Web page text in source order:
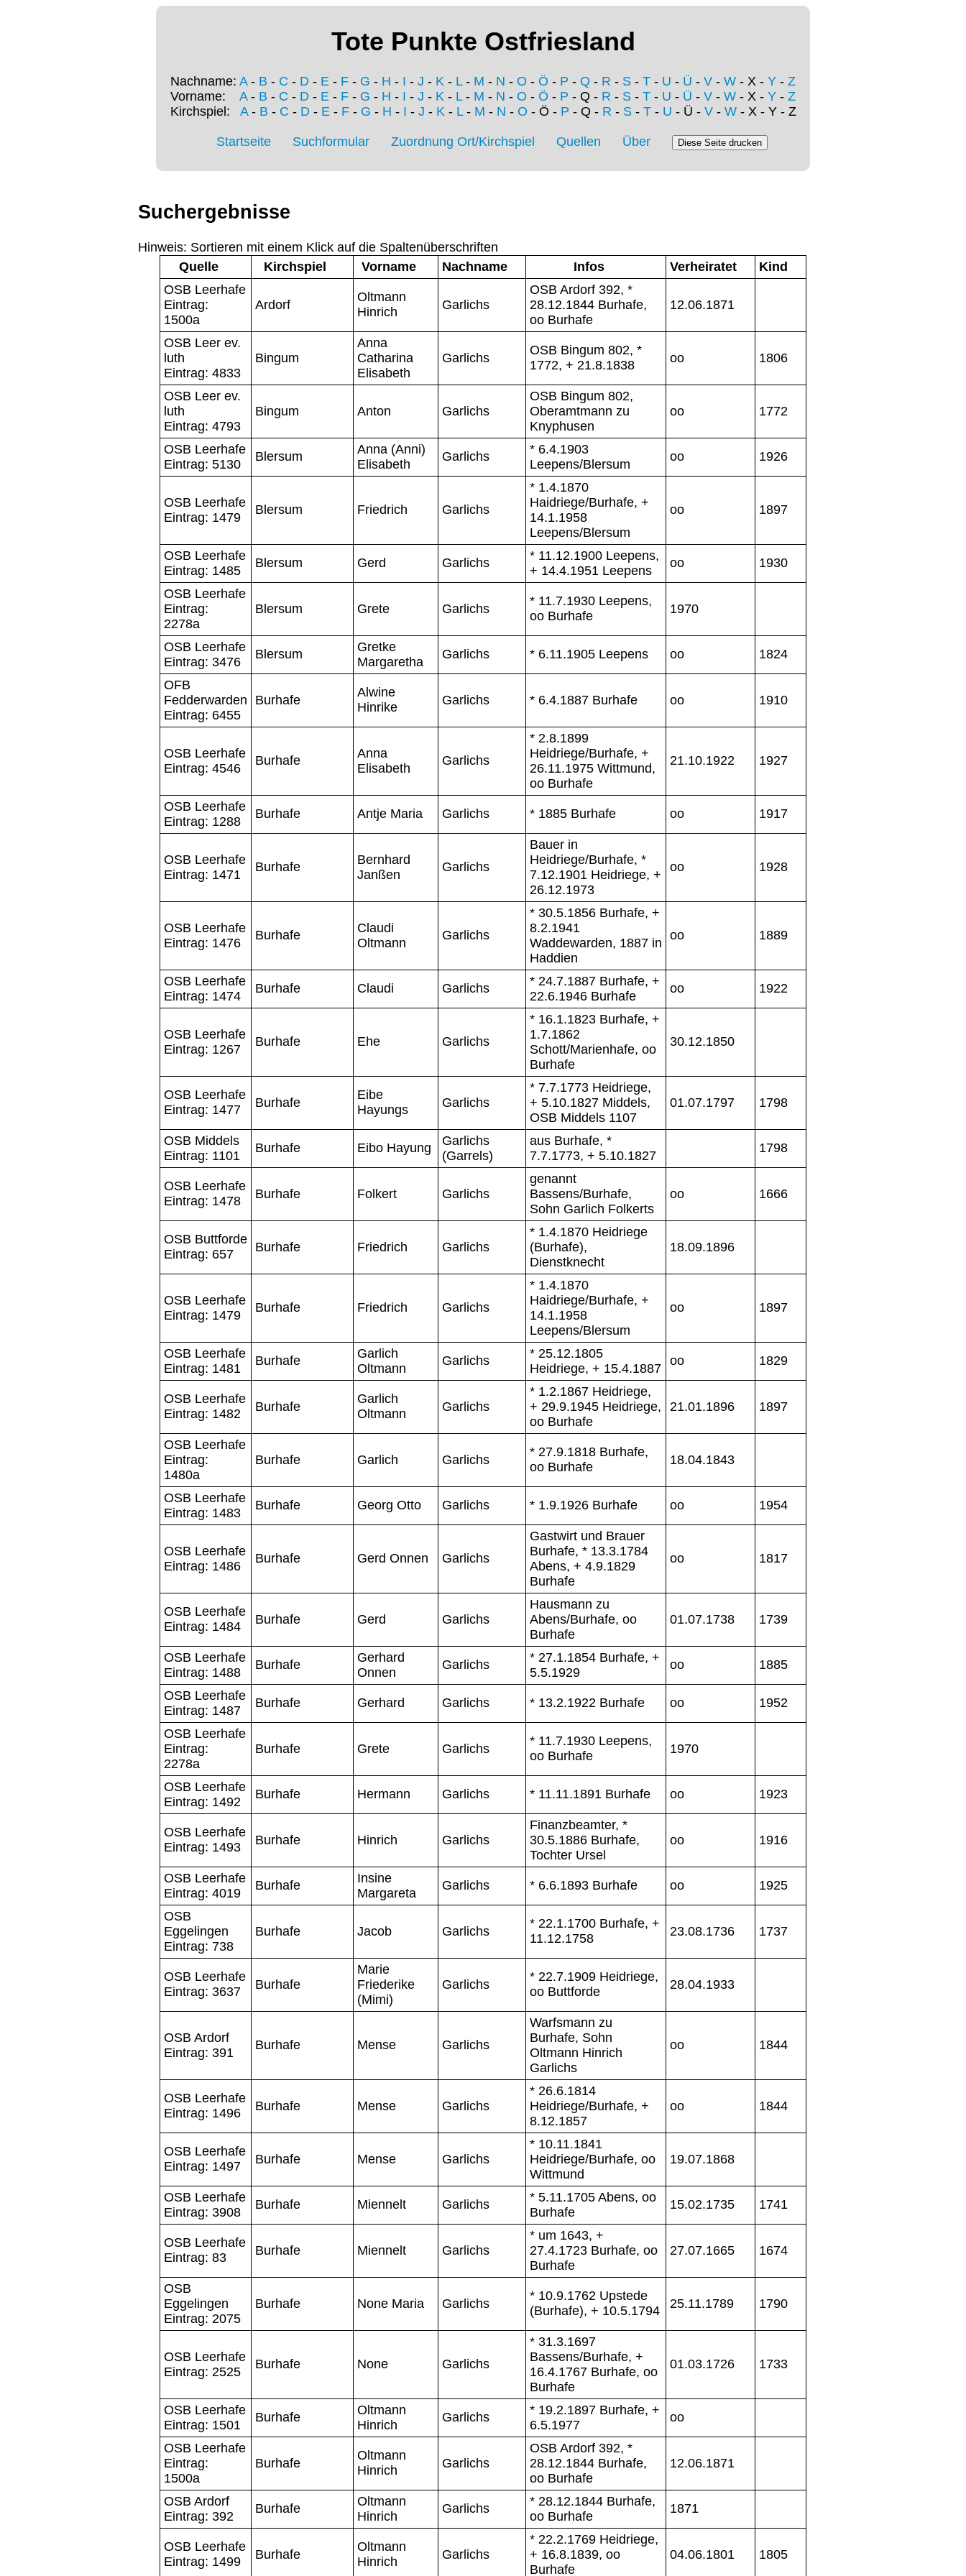
Tote Punkte Ostfriesland
Nachname: A- B - C - D - E - F - G - H - I - J - K - L- M - N - O - Ö - P - Q - R - S - T - U - Ü - V - W - X - Y - Z
Vorname: A- B - C - D - E - F - G - H - I - J - K - L- M - N - O - Ö - P - Q - R - S - T - U - Ü - V - W - X - Y - Z
Kirchspiel: A- B - C - D- E- F- G - H - I - J - K- L- M - N - O - Ö - P - Q - R - S- T- U - Ü - V- W- X - Y - Z
Startseite Suchformular Zuordnung Ort/Kirchspiel Quellen Über
Suchergebnisse
Hinweis: Sortieren mit einem Klick auf die Spaltenüberschriften
Quelle
Kirchspiel Vorname Nachname Infos Verheiratet
Kind
OSB Leerhafe
Eintrag:
1500a
Ardorf
Oltmann
Hinrich
Garlichs
OSB Ardorf 392, *
28.12.1844 Burhafe,
oo Burhafe
12.06.1871
OSB Leer ev.
luth
Eintrag: 4833
Bingum
Anna
Catharina
Elisabeth
Garlichs
OSB Bingum 802, *
1772, + 21.8.1838
oo 1806
OSB Leer ev.
luth
Eintrag: 4793
Bingum Anton Garlichs
OSB Bingum 802,
Oberamtmann zu
Knyphusen
oo 1772
OSB Leerhafe
Eintrag: 5130
Blersum
Anna (Anni)
Elisabeth
Garlichs
* 6.4.1903
Leepens/Blersum
oo 1926
OSB Leerhafe
Eintrag: 1479
Blersum Friedrich Garlichs
* 1.4.1870
Haidriege/Burhafe, +
14.1.1958
Leepens/Blersum
oo 1897
OSB Leerhafe
Eintrag: 1485
Blersum Gerd Garlichs
* 11.12.1900 Leepens,
+ 14.4.1951 Leepens
oo 1930
OSB Leerhafe
Eintrag:
2278a
Blersum Grete Garlichs
* 11.7.1930 Leepens,
oo Burhafe
1970
OSB Leerhafe
Eintrag: 3476
Blersum
Gretke
Margaretha
Garlichs * 6.11.1905 Leepens oo 1824
OFB
Fedderwarden
Eintrag: 6455
Burhafe
Alwine
Hinrike
Garlichs * 6.4.1887 Burhafe oo 1910
OSB Leerhafe
Eintrag: 4546
Burhafe
Anna
Elisabeth
Garlichs
* 2.8.1899
Heidriege/Burhafe, +
26.11.1975 Wittmund,
oo Burhafe
21.10.1922 1927
OSB Leerhafe
Eintrag: 1288
Burhafe Antje Maria Garlichs * 1885 Burhafe oo 1917
OSB Leerhafe
Eintrag: 1471
Burhafe
Bernhard
Janßen
Garlichs
Bauer in
Heidriege/Burhafe, *
7.12.1901 Heidriege, +
26.12.1973
oo 1928
OSB Leerhafe
Eintrag: 1476
Burhafe
Claudi
Oltmann
Garlichs
* 30.5.1856 Burhafe, +
8.2.1941
Waddewarden, 1887 in
Haddien
oo 1889
OSB Leerhafe
Eintrag: 1474
Burhafe Claudi Garlichs
* 24.7.1887 Burhafe, +
22.6.1946 Burhafe
oo 1922
OSB Leerhafe
Eintrag: 1267
Burhafe Ehe Garlichs
* 16.1.1823 Burhafe, +
1.7.1862
Schott/Marienhafe, oo
Burhafe
30.12.1850
OSB Leerhafe
Eintrag: 1477
Burhafe
Eibe
Hayungs
Garlichs
* 7.7.1773 Heidriege,
+ 5.10.1827 Middels,
OSB Middels 1107
01.07.1797 1798
OSB Middels
Eintrag: 1101
Burhafe Eibo Hayung
Garlichs
(Garrels)
aus Burhafe, *
7.7.1773, + 5.10.1827
1798
OSB Leerhafe
Eintrag: 1478
Burhafe Folkert Garlichs
genannt
Bassens/Burhafe,
Sohn Garlich Folkerts
oo 1666
OSB Buttforde
Eintrag: 657
Burhafe Friedrich Garlichs
* 1.4.1870 Heidriege
(Burhafe),
Dienstknecht
18.09.1896
OSB Leerhafe
Eintrag: 1479
Burhafe Friedrich Garlichs
* 1.4.1870
Haidriege/Burhafe, +
14.1.1958
Leepens/Blersum
oo 1897
OSB Leerhafe
Eintrag: 1481
Burhafe
Garlich
Oltmann
Garlichs
* 25.12.1805
Heidriege, + 15.4.1887
oo 1829
OSB Leerhafe
Eintrag: 1482
Burhafe
Garlich
Oltmann
Garlichs
* 1.2.1867 Heidriege,
+ 29.9.1945 Heidriege,
oo Burhafe
21.01.1896 1897
OSB Leerhafe
Eintrag:
1480a
Burhafe Garlich Garlichs
* 27.9.1818 Burhafe,
oo Burhafe
18.04.1843
OSB Leerhafe
Eintrag: 1483
Burhafe Georg Otto Garlichs * 1.9.1926 Burhafe oo 1954
OSB Leerhafe
Eintrag: 1486
Burhafe Gerd Onnen Garlichs
Gastwirt und Brauer
Burhafe, * 13.3.1784
Abens, + 4.9.1829
Burhafe
oo 1817
OSB Leerhafe
Eintrag: 1484
Burhafe Gerd Garlichs
Hausmann zu
Abens/Burhafe, oo
Burhafe
01.07.1738 1739
OSB Leerhafe
Eintrag: 1488
Burhafe
Gerhard
Onnen
Garlichs
* 27.1.1854 Burhafe, +
5.5.1929
oo 1885
OSB Leerhafe
Eintrag: 1487
Burhafe Gerhard Garlichs * 13.2.1922 Burhafe oo 1952
OSB Leerhafe
Eintrag:
2278a
Burhafe Grete Garlichs
* 11.7.1930 Leepens,
oo Burhafe
1970
OSB Leerhafe
Eintrag: 1492
Burhafe Hermann Garlichs * 11.11.1891 Burhafe oo 1923
OSB Leerhafe
Eintrag: 1493
Burhafe Hinrich Garlichs
Finanzbeamter, *
30.5.1886 Burhafe,
Tochter Ursel
oo 1916
OSB Leerhafe
Eintrag: 4019
Burhafe
Insine
Margareta
Garlichs * 6.6.1893 Burhafe oo 1925
OSB
Eggelingen
Eintrag: 738
Burhafe Jacob Garlichs
* 22.1.1700 Burhafe, +
11.12.1758
23.08.1736 1737
OSB Leerhafe
Eintrag: 3637
Burhafe
Marie
Friederike
(Mimi)
Garlichs
* 22.7.1909 Heidriege,
oo Buttforde
28.04.1933
OSB Ardorf
Eintrag: 391
Burhafe Mense Garlichs
Warfsmann zu
Burhafe, Sohn
Oltmann Hinrich
Garlichs
oo 1844
OSB Leerhafe
Eintrag: 1496
Burhafe Mense Garlichs
* 26.6.1814
Heidriege/Burhafe, +
8.12.1857
oo 1844
OSB Leerhafe
Eintrag: 1497
Burhafe Mense Garlichs
* 10.11.1841
Heidriege/Burhafe, oo
Wittmund
19.07.1868
OSB Leerhafe
Eintrag: 3908
Burhafe Miennelt Garlichs
* 5.11.1705 Abens, oo
Burhafe
15.02.1735 1741
OSB Leerhafe
Eintrag: 83
Burhafe Miennelt Garlichs
* um 1643, +
27.4.1723 Burhafe, oo
Burhafe
27.07.1665 1674
OSB
Eggelingen
Eintrag: 2075
Burhafe None Maria Garlichs
* 10.9.1762 Upstede
(Burhafe), + 10.5.1794
25.11.1789 1790
OSB Leerhafe
Eintrag: 2525
Burhafe None Garlichs
* 31.3.1697
Bassens/Burhafe, +
16.4.1767 Burhafe, oo
Burhafe
01.03.1726 1733
OSB Leerhafe
Eintrag: 1501
Burhafe
Oltmann
Hinrich
Garlichs
* 19.2.1897 Burhafe, +
6.5.1977
oo
OSB Leerhafe
Eintrag:
1500a
Burhafe
Oltmann
Hinrich
Garlichs
OSB Ardorf 392, *
28.12.1844 Burhafe,
oo Burhafe
12.06.1871
OSB Ardorf
Eintrag: 392
Burhafe
Oltmann
Hinrich
Garlichs
* 28.12.1844 Burhafe,
oo Burhafe
1871
OSB Leerhafe
Eintrag: 1499
Burhafe
Oltmann
Hinrich
Garlichs
* 22.2.1769 Heidriege,
+ 16.8.1839, oo
Burhafe
04.06.1801 1805